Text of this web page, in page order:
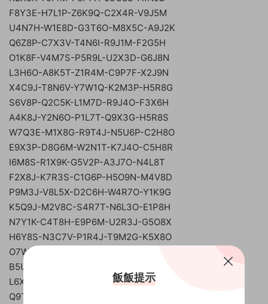
F8Y3E-H7L1P-Z6K9Q-C2X4R-V9J5M
U4N7H-W1E8D-G3T6O-M8X5C-A9J2K
Q6Z8P-C7X3V-T4N6I-R9J1M-F2G5H
O1K8F-V4M7S-P5R9L-U2X3D-G6J8N
L3H6O-A8K5T-Z1R4M-C9P7F-X2J9N
X4C9J-T8N6V-Y7W1Q-K2M3P-H5R8G
S6V8P-Q2C5K-L1M7D-R9J4O-F3X6H
A4K8J-Y2N6O-P1L7T-Q9X3G-H5R8S
W7Q3E-M1X8G-R9T4J-N5U6P-C2H8O
E9X3P-D8G6M-W2N1T-K7J4O-C5H8R
I6M8S-R1X9K-G5V2P-A3J7O-N4L8T
F2X8J-K7R3S-C1G6P-H5O9N-M4V8D
P9M3J-V8L5X-D2C6H-W4R7O-Y1K9G
K5Q9J-M2V8C-S4R7T-N6L3O-E1P8H
N7Y1K-C4T8H-E9P6M-U2R3J-G5O8X
H6Y8S-N3C7V-P1R4J-T9M2G-K5X8O
O7W1Q-N6Y9T-C4X8J-P3H5M-G2R8S
B5U9K-G8X3M-I2R6L-F4P7H-J1N9O
L6X9C-T2G8K-P1M7O-R3J5H-V4N8S
Q9T2J-H3R7O-C8X5P-A6M4D-G1N8K
飯飯提示